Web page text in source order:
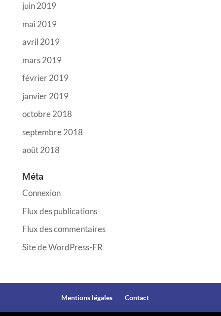
juin 2019
mai 2019
avril 2019
mars 2019
février 2019
janvier 2019
octobre 2018
septembre 2018
août 2018
Méta
Connexion
Flux des publications
Flux des commentaires
Site de WordPress-FR
Mentions légales Contact